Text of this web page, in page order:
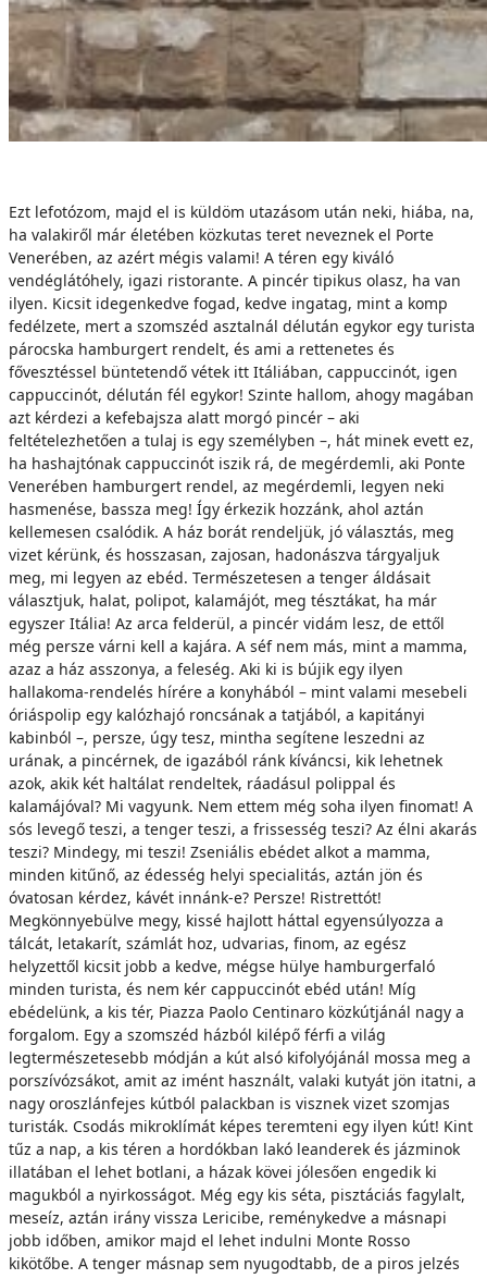
Ezt lefotózom, majd el is küldöm utazásom után neki, hiába, na,
ha valakiről már életében közkutas teret neveznek el Porte
Venerében, az azért mégis valami! A téren egy kiváló
vendéglátóhely, igazi ristorante. A pincér tipikus olasz, ha van
ilyen. Kicsit idegenkedve fogad, kedve ingatag, mint a komp
fedélzete, mert a szomszéd asztalnál délután egykor egy turista
párocska hamburgert rendelt, és ami a rettenetes és
fővesztéssel büntetendő vétek itt Itáliában, cappuccinót, igen
cappuccinót, délután fél egykor! Szinte hallom, ahogy magában
azt kérdezi a kefebajsza alatt morgó pincér – aki
feltételezhetően a tulaj is egy személyben –, hát minek evett ez,
ha hashajtónak cappuccinót iszik rá, de megérdemli, aki Ponte
Venerében hamburgert rendel, az megérdemli, legyen neki
hasmenése, bassza meg! Így érkezik hozzánk, ahol aztán
kellemesen csalódik. A ház borát rendeljük, jó választás, meg
vizet kérünk, és hosszasan, zajosan, hadonászva tárgyaljuk
meg, mi legyen az ebéd. Természetesen a tenger áldásait
választjuk, halat, polipot, kalamájót, meg tésztákat, ha már
egyszer Itália! Az arca felderül, a pincér vidám lesz, de ettől
még persze várni kell a kajára. A séf nem más, mint a mamma,
azaz a ház asszonya, a feleség. Aki ki is bújik egy ilyen
hallakoma-rendelés hírére a konyhából – mint valami mesebeli
óriáspolip egy kalózhajó roncsának a tatjából, a kapitányi
kabinból –, persze, úgy tesz, mintha segítene leszedni az
urának, a pincérnek, de igazából ránk kíváncsi, kik lehetnek
azok, akik két haltálat rendeltek, ráadásul polippal és
kalamájóval? Mi vagyunk. Nem ettem még soha ilyen finomat! A
sós levegő teszi, a tenger teszi, a frissesség teszi? Az élni akarás
teszi? Mindegy, mi teszi! Zseniális ebédet alkot a mamma,
minden kitűnő, az édesség helyi specialitás, aztán jön és
óvatosan kérdez, kávét innánk-e? Persze! Ristrettót!
Megkönnyebülve megy, kissé hajlott háttal egyensúlyozza a
tálcát, letakarít, számlát hoz, udvarias, finom, az egész
helyzettől kicsit jobb a kedve, mégse hülye hamburgerfaló
minden turista, és nem kér cappuccinót ebéd után! Míg
ebédelünk, a kis tér, Piazza Paolo Centinaro közkútjánál nagy a
forgalom. Egy a szomszéd házból kilépő férfi a világ
legtermészetesebb módján a kút alsó kifolyójánál mossa meg a
porszívózsákot, amit az imént használt, valaki kutyát jön itatni, a
nagy oroszlánfejes kútból palackban is visznek vizet szomjas
turisták. Csodás mikroklímát képes teremteni egy ilyen kút! Kint
tűz a nap, a kis téren a hordókban lakó leanderek és jázminok
illatában el lehet botlani, a házak kövei jólesően engedik ki
magukból a nyirkosságot. Még egy kis séta, pisztáciás fagylalt,
meseíz, aztán irány vissza Lericibe, reménykedve a másnapi
jobb időben, amikor majd el lehet indulni Monte Rosso
kikötőbe. A tenger másnap sem nyugodtabb, de a piros jelzés